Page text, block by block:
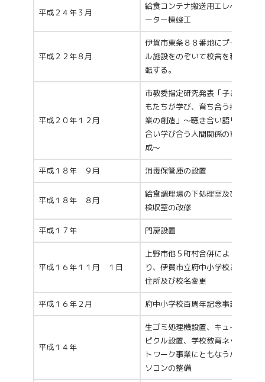
平成２４年３月
給食コンテナ搬送用エレベ
ーター棟竣工
平成２２年８月
伊賀市東条８８番地にプー
ル施設をのぞいて校舎を移
転する。
平成２０年１２月
市教委指定研究発表「子ど
もたちが学び、育ち合う授
業の創造」～聴き合い語り
合い学び合う人間関係の育
成～
平成１８年 ９月 消毒保管庫の設置
平成１８年 ８月
給食調理場の下処理室及び
検収室の改修
平成１７年 門扉設置
平成１６年１１月 １日
上野市他５町村合併によ
り、伊賀市立府中小学校と
住所及び校名変更
平成１６年２月 府中小学校百周年記念事業
平成１４年
生ゴミ処理機設置、キュー
ピクル設置、学校教育ネッ
トワーク事業にともなうパ
ソコンの整備